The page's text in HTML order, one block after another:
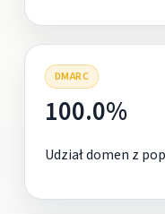
DMARC
100.0%
Udział domen z